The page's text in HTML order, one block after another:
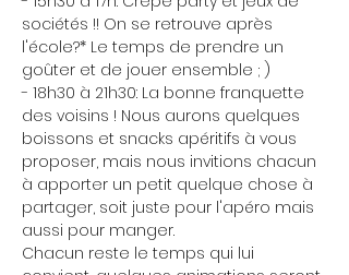
sociétés !! On se retrouve après
l'école?* Le temps de prendre un
goûter et de jouer ensemble ; )
- 18h30 à 21h30: La bonne franquette
des voisins ! Nous aurons quelques
boissons et snacks apéritifs à vous
proposer, mais nous invitions chacun
à apporter un petit quelque chose à
partager, soit juste pour l'apéro mais
aussi pour manger.
Chacun reste le temps qui lui